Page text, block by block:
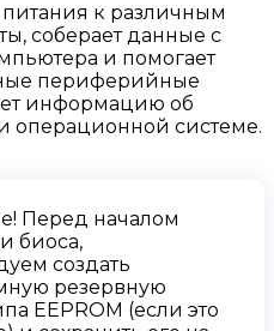
к различным
соберает данные с
и помогает
периферийные
информацию об
операционной системе.
Перед началом
биоса,
создать
резервную
EEPROM (если это